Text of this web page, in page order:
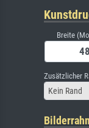
Breite
Zusätzlicher
Kein Rand